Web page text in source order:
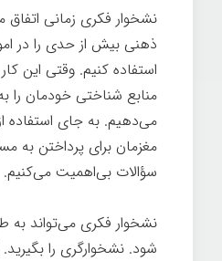
نشخوار فکری زمانی اتفاق
ذهنی بیش از حدی را در
استفاده کنیم. وقتی این
منابع شناختی خودمان را
می‌دهیم. به جای استفاده
مغزمان برای پرداختن به
سؤالات بی‌اهمیت می‌کنیم.
نشخوار فکری می‌تواند
شود. نشخوارگری را